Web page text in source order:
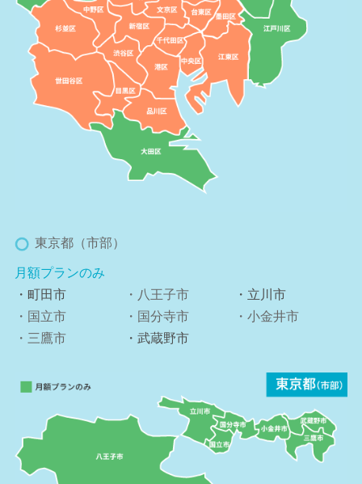
東京都（市部）
月額プランのみ
・町田市
・八王子市
・立川市
・国立市
・国分寺市
・小金井市
・三鷹市
・武蔵野市